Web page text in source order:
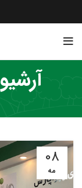
آرشیو
08
مه